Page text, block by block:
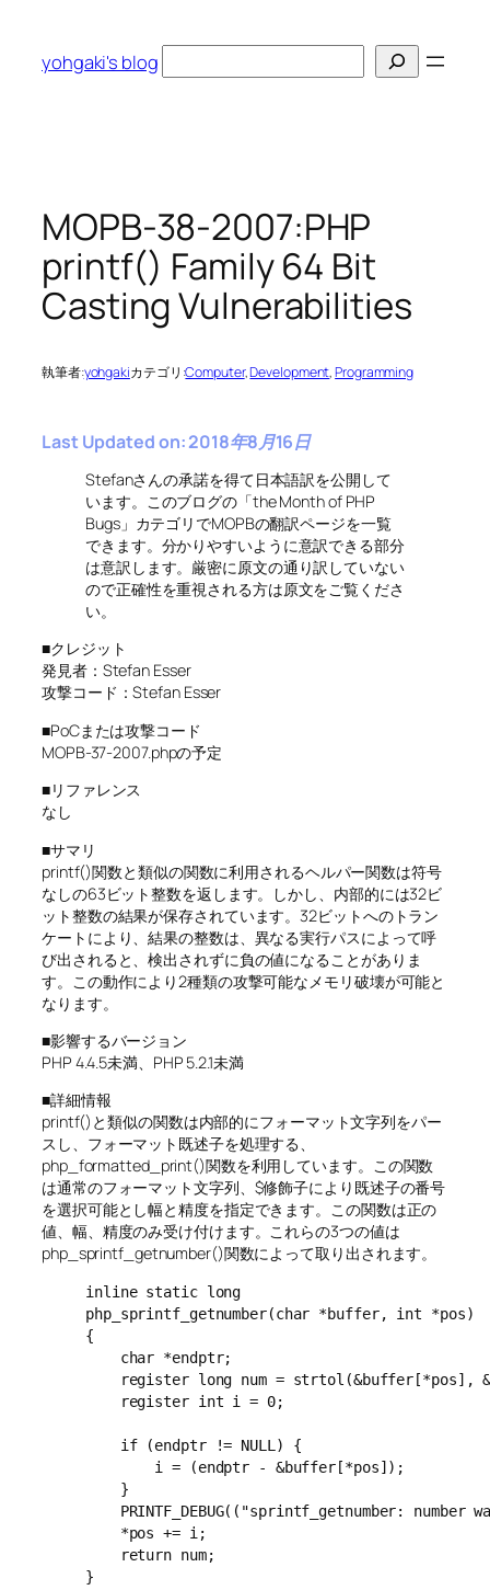
yohgaki's blog
索
MOPB-38-2007:PHP
printf() Family 64 Bit
Casting Vulnerabilities
執筆者:yohgakiカテゴリ:Computer, Development, Programming
Last Updated on: 2018年8月16日
Stefanさんの承諾を得て日本語訳を公開して
います。このブログの「the Month of PHP
Bugs」カテゴリでMOPBの翻訳ページを一覧
できます。分かりやすいように意訳できる部分
は意訳します。厳密に原文の通り訳していない
ので正確性を重視される方は原文をご覧くださ
い。
■クレジット
発見者：Stefan Esser
攻撃コード：Stefan Esser
■PoCまたは攻撃コード
MOPB-37-2007.phpの予定
■リファレンス
なし
■サマリ
printf()関数と類似の関数に利用されるヘルパー関数は符号
なしの63ビット整数を返します。しかし、内部的には32ビ
ット整数の結果が保存されています。32ビットへのトラン
ケートにより、結果の整数は、異なる実行パスによって呼
び出されると、検出されずに負の値になることがありま
す。この動作により2種類の攻撃可能なメモリ破壊が可能と
なります。
■影響するバージョン
PHP 4.4.5未満、PHP 5.2.1未満
■詳細情報
printf()と類似の関数は内部的にフォーマット文字列をパー
スし、フォーマット既述子を処理する、
php_formatted_print()関数を利用しています。この関数
は通常のフォーマット文字列、$修飾子により既述子の番号
を選択可能とし幅と精度を指定できます。この関数は正の
値、幅、精度のみ受け付けます。これらの3つの値は
php_sprintf_getnumber()関数によって取り出されます。
inline static long
php_sprintf_getnumber(char *buffer, int *pos)
{
    char *endptr;
register long num = strtol(&buffer[*pos],
    register int i = 0;
    if (endptr != NULL) {
        i = (endptr - &buffer[*pos]);
    }
PRINTF_DEBUG(("sprintf_getnumber: number
    *pos += i;
    return num;